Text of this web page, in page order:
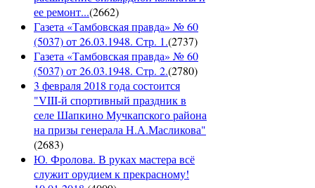
ее ремонт...(2662)
Газета «Тамбовская правда» № 60
(5037) от 26.03.1948. Стр. 1.(2737)
Газета «Тамбовская правда» № 60
(5037) от 26.03.1948. Стр. 2.(2780)
3 февраля 2018 года состоится
"VIII-й спортивный праздник в
селе Шапкино Мучкапского района
на призы генерала Н.А.Масликова"
(2683)
Ю. Фролова. В руках мастера всё
служит орудием к прекрасному!